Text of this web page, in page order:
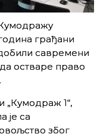
Кумодражу
грађани
савремени
остваре право
„Кумодраж 1“,
је са
због